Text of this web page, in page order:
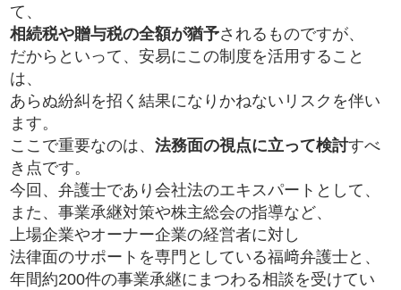
て、
相続税や贈与税の全額が猶予されるものですが、
だからといって、安易にこの制度を活用すること
は、
あらぬ紛糾を招く結果になりかねないリスクを伴い
ます。
ここで重要なのは、法務面の視点に立って検討すべ
き点です。
今回、弁護士であり会社法のエキスパートとして、
また、事業承継対策や株主総会の指導など、
上場企業やオーナー企業の経営者に対し
法律面のサポートを専門としている福﨑弁護士と、
年間約200件の事業承継にまつわる相談を受けてい